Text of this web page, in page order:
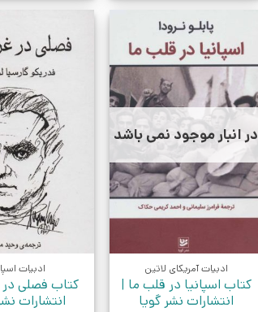
در انبار موجود نمی باشد
ادبیات آمریکای لاتین
کتاب اسپانیا در قلب ما |
انتشارات نشر گویا
ادبیات
کتاب فصلی در
انتشارات